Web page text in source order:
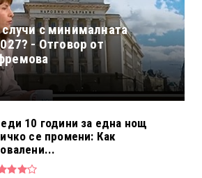
с минималната
- Отговор от
10 години за една нощ
се промени: Как